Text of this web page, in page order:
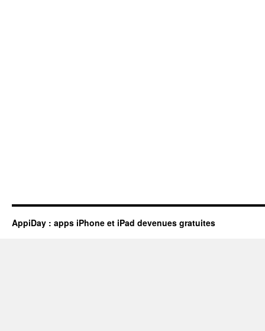
AppiDay : apps iPhone et iPad devenues gratuites